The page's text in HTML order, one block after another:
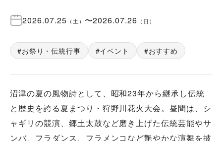
2026.07.25 （土） 〜2026.07.26 （ 日 ）
お祭り・伝統行事 イベント おすすめ
沼津の夏の風物詩として、昭和23年から継承し伝統
と歴史を誇る夏まつり・狩野川花火大会。昼間は、シ
ャギリの競演、郷土太鼓など磨き上げた伝統芸能やサ
ンバ、フラダンス、フラメンコなど艶やかな演舞を披